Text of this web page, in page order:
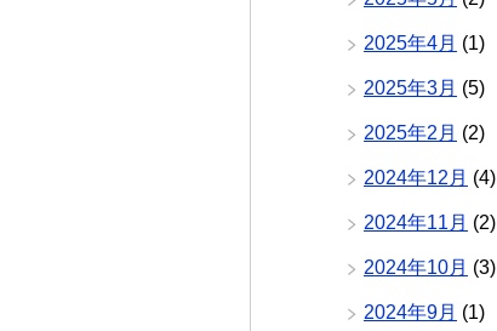
2025年4月 (1)
2025年3月 (5)
2025年2月 (2)
2024年12月 (4)
2024年11月 (2)
2024年10月 (3)
2024年9月 (1)